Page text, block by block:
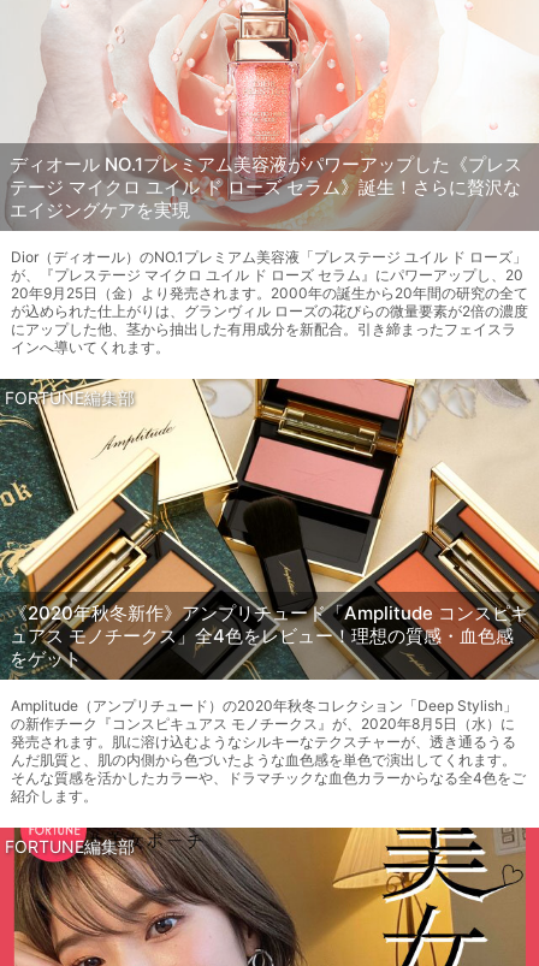
ディオール NO.1プレミアム美容液がパワーアップした《プレス
テージ マイクロ ユイル ド ローズ セラム》誕生！さらに贅沢な
エイジングケアを実現
Dior（ディオール）のNO.1プレミアム美容液「プレステージ ユイル ド ローズ」
が、『プレステージ マイクロ ユイル ド ローズ セラム』にパワーアップし、20
20年9月25日（金）より発売されます。2000年の誕生から20年間の研究の全て
が込められた仕上がりは、グランヴィル ローズの花びらの微量要素が2倍の濃度
にアップした他、茎から抽出した有用成分を新配合。引き締まったフェイスラ
インへ導いてくれます。
FORTUNE編集部
《2020年秋冬新作》アンプリチュード「Amplitude コンスピキ
ュアス モノチークス」全4色をレビュー！理想の質感・血色感
をゲット
Amplitude（アンプリチュード）の2020年秋冬コレクション「Deep Stylish」
の新作チーク『コンスピキュアス モノチークス』が、2020年8月5日（水）に
発売されます。肌に溶け込むようなシルキーなテクスチャーが、透き通るうる
んだ肌質と、肌の内側から色づいたような血色感を単色で演出してくれます。
そんな質感を活かしたカラーや、ドラマチックな血色カラーからなる全4色をご
紹介します。
FORTUNE編集部